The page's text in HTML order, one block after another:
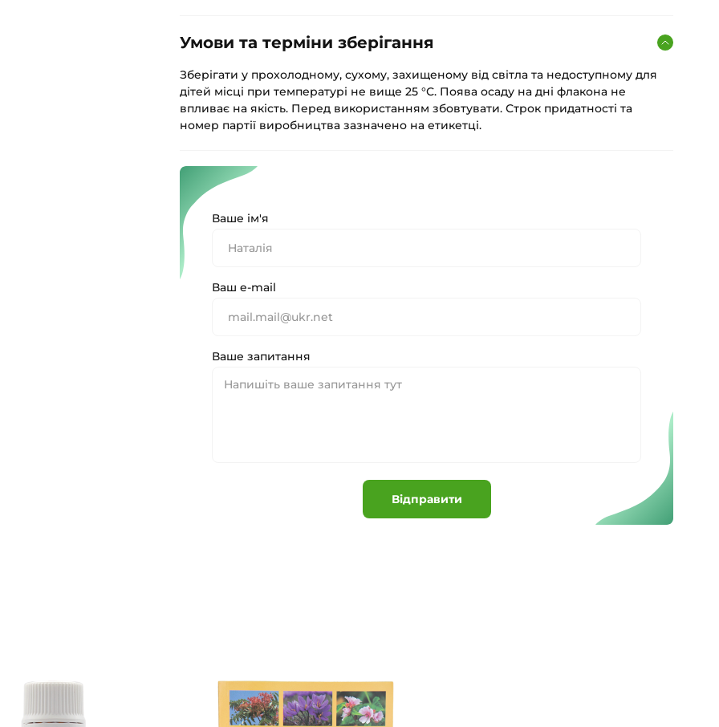
Умови та терміни зберігання
Зберігати у прохолодному, сухому, захищеному від світла та недоступному для
дітей місці при температурі не вище 25 °С. Поява осаду на дні флакона не
впливає на якість. Перед використанням збовтувати. Строк придатності та
номер партії виробництва зазначено на етикетці.
Ваше ім'я
Ваш e-mail
Ваше запитання
Відправити